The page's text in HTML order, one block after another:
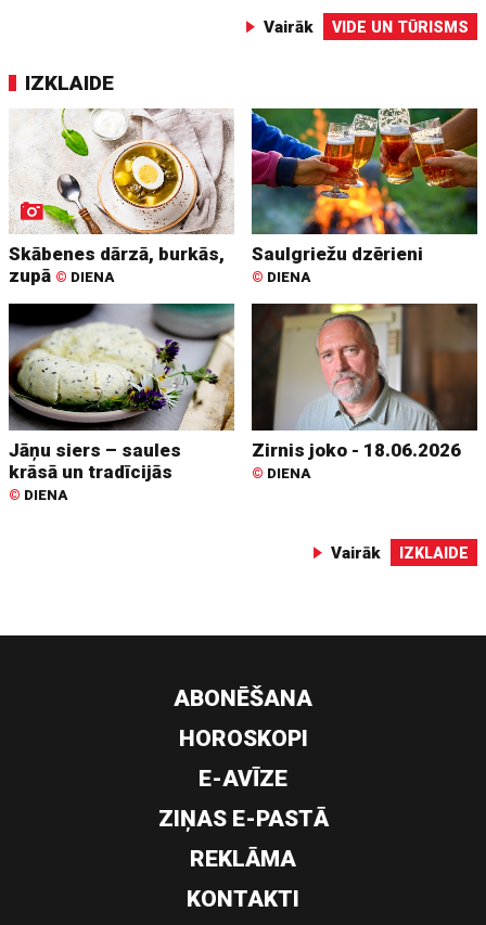
Vairāk VIDE UN TŪRISMS
IZKLAIDE
Skābenes dārzā, burkās,
zupā © DIENA
Saulgriežu dzērieni
© DIENA
Jāņu siers – saules
krāsā un tradīcijās
© DIENA
Zirnis joko - 18.06.2026
© DIENA
Vairāk IZKLAIDE
ABONĒŠANA
HOROSKOPI
E-AVĪZE
ZIŅAS E-PASTĀ
REKLĀMA
KONTAKTI